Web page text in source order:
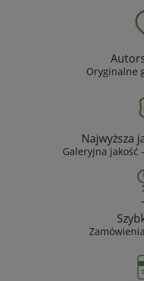
Oryginalne
Najwyższa
Galeryjna jakość